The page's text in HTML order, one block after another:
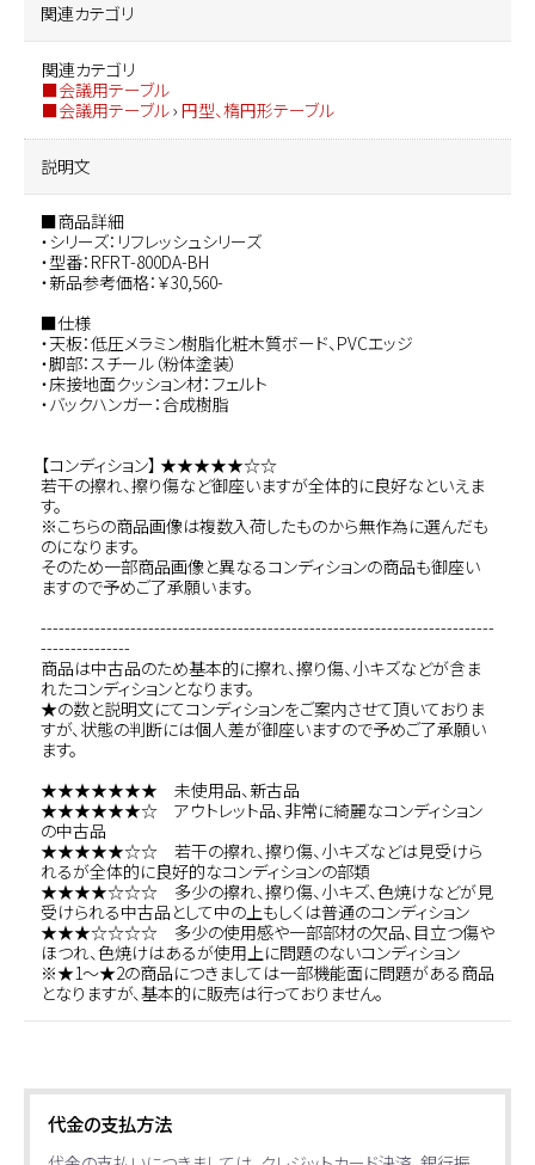
関連カテゴリ
関連カテゴリ
■会議用テーブル
■会議用テーブル› 円型、楕円形テーブル
説明文
■商品詳細
・シリーズ：リフレッシュシリーズ
・型番：RFRT-800DA-BH
・新品参考価格：￥30,560-
■仕様
・天板：低圧メラミン樹脂化粧木質ボード、PVCエッジ
・脚部：スチール（粉体塗装）
・床接地面クッション材：フェルト
・バックハンガー：合成樹脂
【コンディション】 ★★★★★☆☆
若干の擦れ、擦り傷など御座いますが全体的に良好なといえま
す。
※こちらの商品画像は複数入荷したものから無作為に選んだも
のになります。
そのため一部商品画像と異なるコンディションの商品も御座い
ますので予めご了承願います。
----------------------------------------------------------------------------
---------------
商品は中古品のため基本的に擦れ、擦り傷、小キズなどが含ま
れたコンディションとなります。
★の数と説明文にてコンディションをご案内させて頂いておりま
すが、状態の判断には個人差が御座いますので予めご了承願い
ます。
★★★★★★★ 未使用品、新古品
★★★★★★☆ アウトレット品、非常に綺麗なコンディション
の中古品
★★★★★☆☆ 若干の擦れ、擦り傷、小キズなどは見受けら
れるが全体的に良好的なコンディションの部類
★★★★☆☆☆ 多少の擦れ、擦り傷、小キズ、色焼けなどが見
受けられる中古品として中の上もしくは普通のコンディション
★★★☆☆☆☆ 多少の使用感や一部部材の欠品、目立つ傷や
ほつれ、色焼けはあるが使用上に問題のないコンディション
※★1～★2の商品につきましては一部機能面に問題がある商品
となりますが、基本的に販売は行っておりません。
代金の支払方法